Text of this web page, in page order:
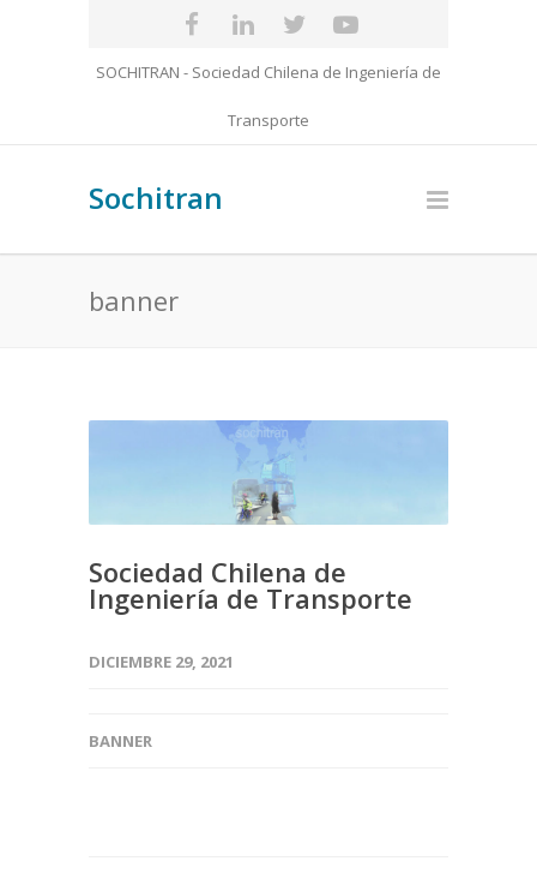
SOCHITRAN - Sociedad Chilena de Ingeniería de
Transporte
Sochitran
banner
Sociedad Chilena de
Ingeniería de Transporte
DICIEMBRE 29, 2021
BANNER